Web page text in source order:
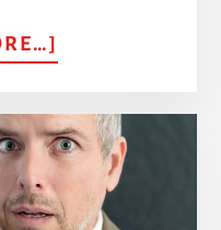
METODO
SCIENTIFICO
RISOLVERE